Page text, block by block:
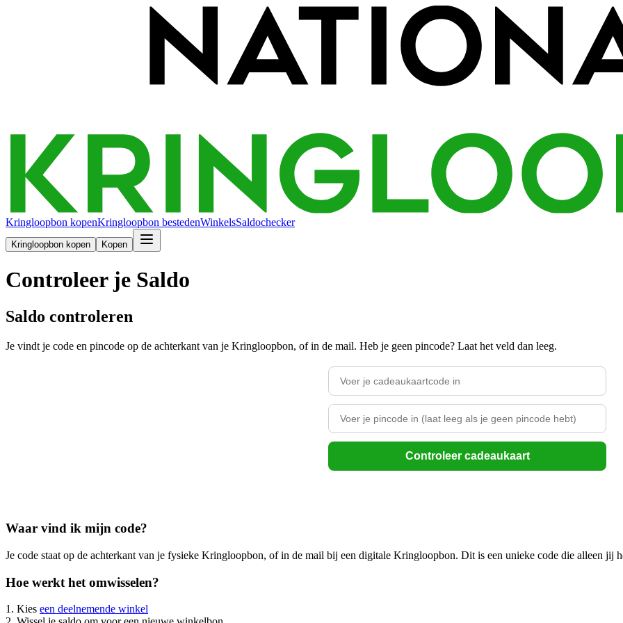
Kringloopbon kopenKringloopbon bestedenWinkelsSaldochecker
Kringloopbon kopen Kopen
Controleer je Saldo
Saldo controleren
Je vindt je code en pincode op de achterkant van je Kringloopbon, of in de mail. Heb je geen pincode? Laat het veld dan leeg.
Controleer cadeaukaart
Waar vind ik mijn code?
Je code staat op de achterkant van je fysieke Kringloopbon, of in de mail bij een digitale Kringloopbon. Dit is een unieke code die alleen jij
Hoe werkt het omwisselen?
1. Kies een deelnemende winkel